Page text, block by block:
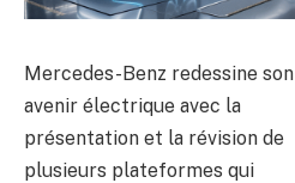
Mercedes-Benz redessine son
avenir électrique avec la
présentation et la révision de
plusieurs plateformes qui